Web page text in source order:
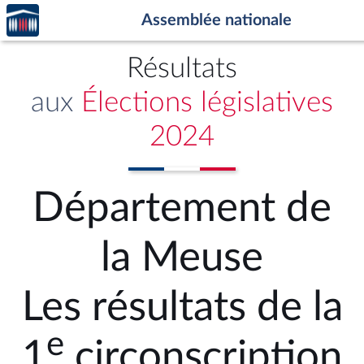
Aller au contenu
Aller en bas de la page
Accèder
à la
page
Assemblée nationale
Résultats
aux Élections législatives
2024
Département de
la Meuse
Les résultats de la
e